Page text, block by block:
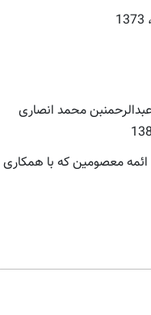
عبدالرحمن‏بن محمد انصاری
معصومین که با همکاری